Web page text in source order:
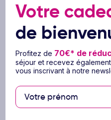
Nos assurances :
réservation à partir
seulement, nos
protègent contre les
Votre
de
Profitez de 70€* de
séjour et recevez
vous inscrivant à notre